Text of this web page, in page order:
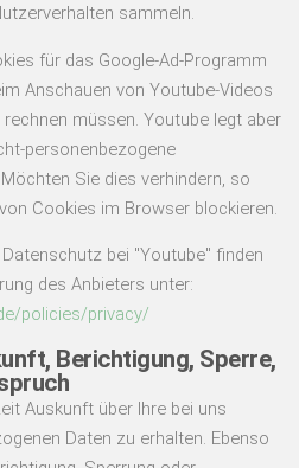
sammeln.
für das Google-Ad-Programm
Anschauen von Youtube-Videos
müssen. Youtube legt aber
personenbezogene
Sie dies verhindern, so
Cookies im Browser blockieren.
bei "Youtube" finden
des Anbieters unter:
policies/privacy/
Berichtigung, Sperre,
Auskunft über Ihre bei uns
Daten zu erhalten. Ebenso